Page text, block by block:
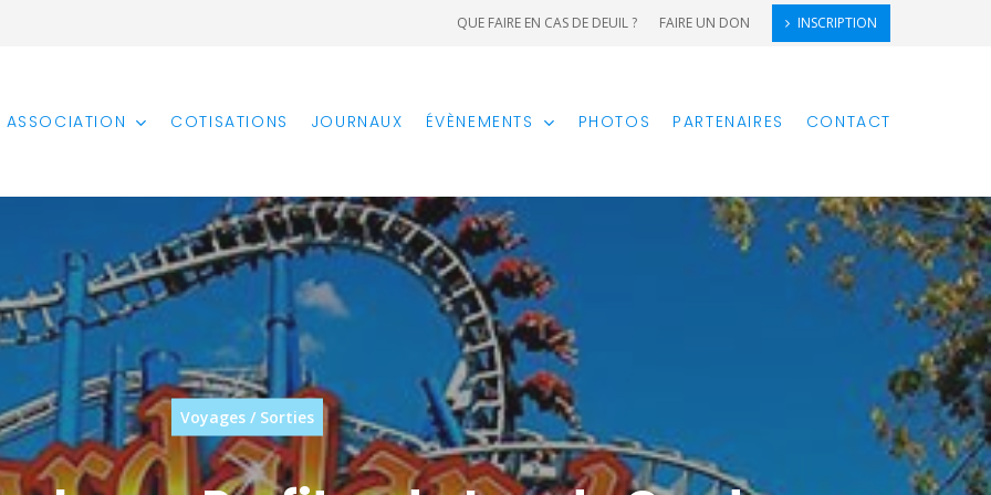
QUE FAIRE EN CAS DE DEUIL ? FAIRE UN DON INSCRIPTION
ASSOCIATION COTISATIONS JOURNAUX ÉVÈNEMENTS PHOTOS PARTENAIRES CONTACT
Voyages / Sorties